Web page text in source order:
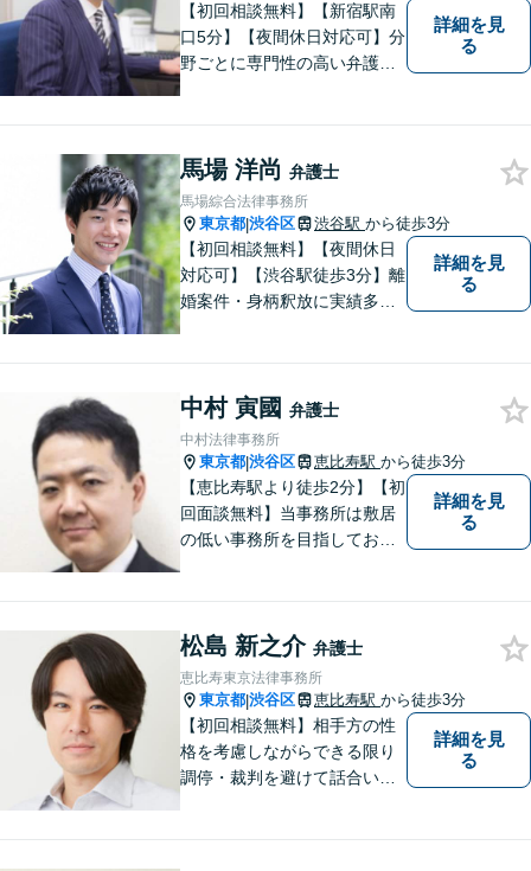
【初回相談無料】【新宿駅南
口5分】【夜間休日対応可】分
野ごとに専門性の高い弁護士
詳細を見
る
馬場 洋尚 弁護士
馬場綜合法律事務所
東京都|渋谷区 渋谷駅 から徒歩3分
【初回相談無料】【夜間休日
対応可】【渋谷駅徒歩3分】離
婚案件・身柄釈放に実績多数
かりと向き合い、迅速に粘り
強くより良い解決を目指しま
す。お困りの場合、まずはご
相談ください。
詳細を見
る
中村 寅國 弁護士
中村法律事務所
東京都|渋谷区 恵比寿駅 から徒歩3分
【恵比寿駅より徒歩2分】【初
回面談無料】当事務所は敷居
の低い事務所を目指しており
【当日／夜間／休日対応可
能】一人で悩まず一緒に問題
を解決しましょう。お気軽に
ご相談下さい。
詳細を見
る
松島 新之介 弁護士
恵比寿東京法律事務所
東京都|渋谷区 恵比寿駅 から徒歩3分
【初回相談無料】相手方の性
格を考慮しながらできる限り
調停・裁判を避けて話合いで
詳細を見
る